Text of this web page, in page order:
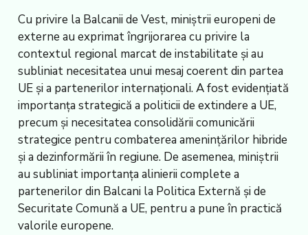
Cu privire la Balcanii de Vest, miniștrii europeni de
externe au exprimat îngrijorarea cu privire la
contextul regional marcat de instabilitate și au
subliniat necesitatea unui mesaj coerent din partea
UE și a partenerilor internaționali. A fost evidențiată
importanța strategică a politicii de extindere a UE,
precum și necesitatea consolidării comunicării
strategice pentru combaterea amenințărilor hibride
și a dezinformării în regiune. De asemenea, miniștrii
au subliniat importanța alinierii complete a
partenerilor din Balcani la Politica Externă și de
Securitate Comună a UE, pentru a pune în practică
valorile europene.